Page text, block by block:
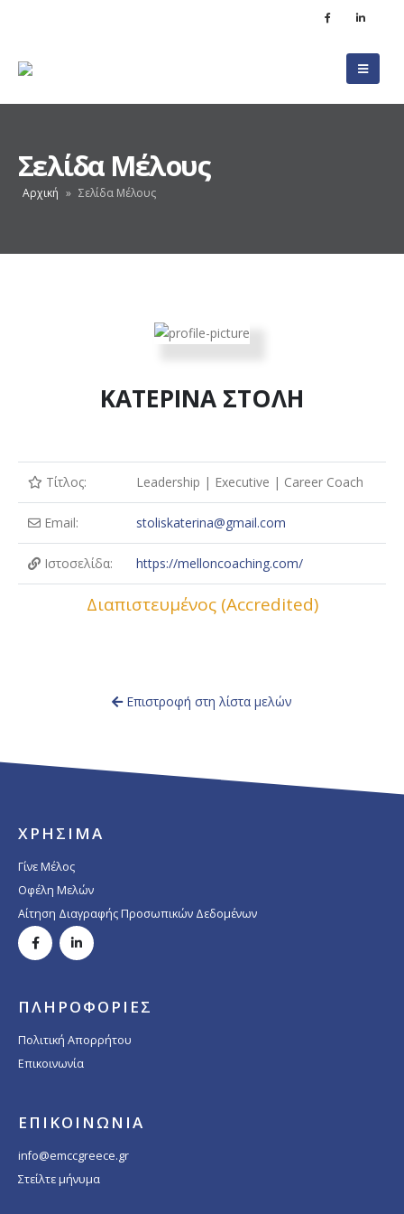
Σελίδα Μέλους
Αρχική » Σελίδα Μέλους
ΚΑΤΕΡΙΝΑ ΣΤΟΛΗ
Τίτλος: Leadership | Executive | Career Coach
Email: stoliskaterina@gmail.com
Ιστοσελίδα: https://melloncoaching.com/
Διαπιστευμένος (Accredited)
Επιστροφή στη λίστα μελών
ΧΡΗΣΙΜΑ
Γίνε Μέλος
Οφέλη Μελών
Αίτηση Διαγραφής Προσωπικών Δεδομένων
ΠΛΗΡΟΦΟΡΙΕΣ
Πολιτική Απορρήτου
Επικοινωνία
ΕΠΙΚΟΙΝΩΝΙΑ
info@emccgreece.gr
Στείλτε μήνυμα